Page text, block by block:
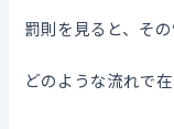
罰則を見ると、その
どのような流れで